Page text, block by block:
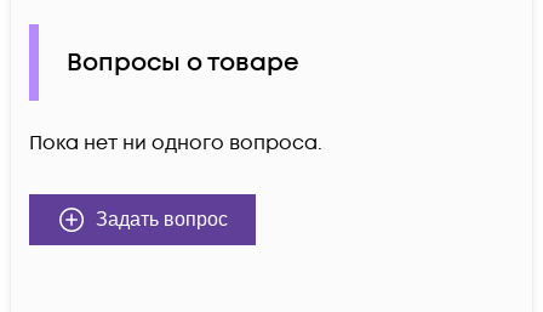
Вопросы о товаре
Пока нет ни одного вопроса.
Задать вопрос